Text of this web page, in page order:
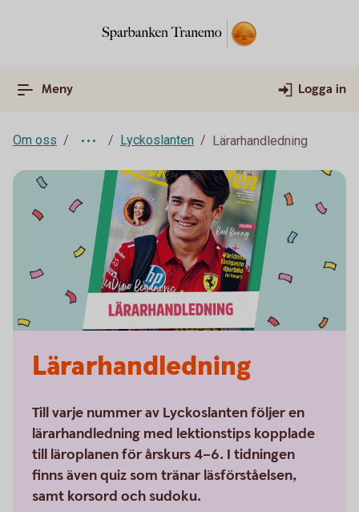
Meny Logga in
Om oss Lyckoslanten Lärarhandledning
Lärarhandledning
Till varje nummer av Lyckoslanten följer en
lärarhandledning med lektionstips kopplade
till läroplanen för årskurs 4–6. I tidningen
finns även quiz som tränar läsförståelsen,
samt korsord och sudoku.